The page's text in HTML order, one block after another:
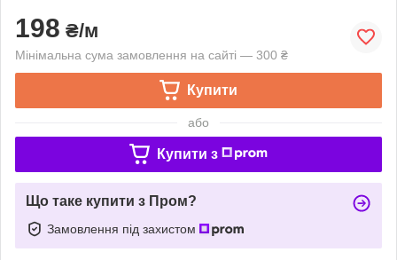
198 ₴/м
Мінімальна сума замовлення на сайті — 300 ₴
Купити
або
Купити з
Що таке купити з Пром?
Замовлення під захистом